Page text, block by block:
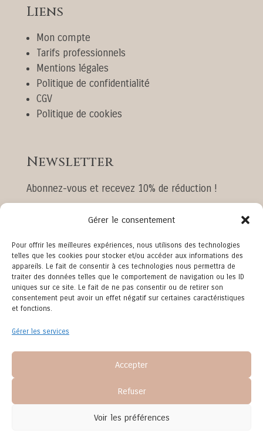
Gérer le consentement
Pour offrir les meilleures expériences, nous utilisons des technologies
telles que les cookies pour stocker et/ou accéder aux informations des
appareils. Le fait de consentir à ces technologies nous permettra de
traiter des données telles que le comportement de navigation ou les ID
uniques sur ce site. Le fait de ne pas consentir ou de retirer son
consentement peut avoir un effet négatif sur certaines caractéristiques
et fonctions.
Gérer les services
Accepter
Refuser
Voir les préférences
Liens
Mon compte
Tarifs professionnels
Mentions légales
Politique de confidentialité
CGV
Politique de cookies
Newsletter
Abonnez-vous et recevez 10% de réduction !
JE M'ABONNE
faire valoir votre droit d’accès ou d’effacement,
consultez notrepolitique de confidentialité.